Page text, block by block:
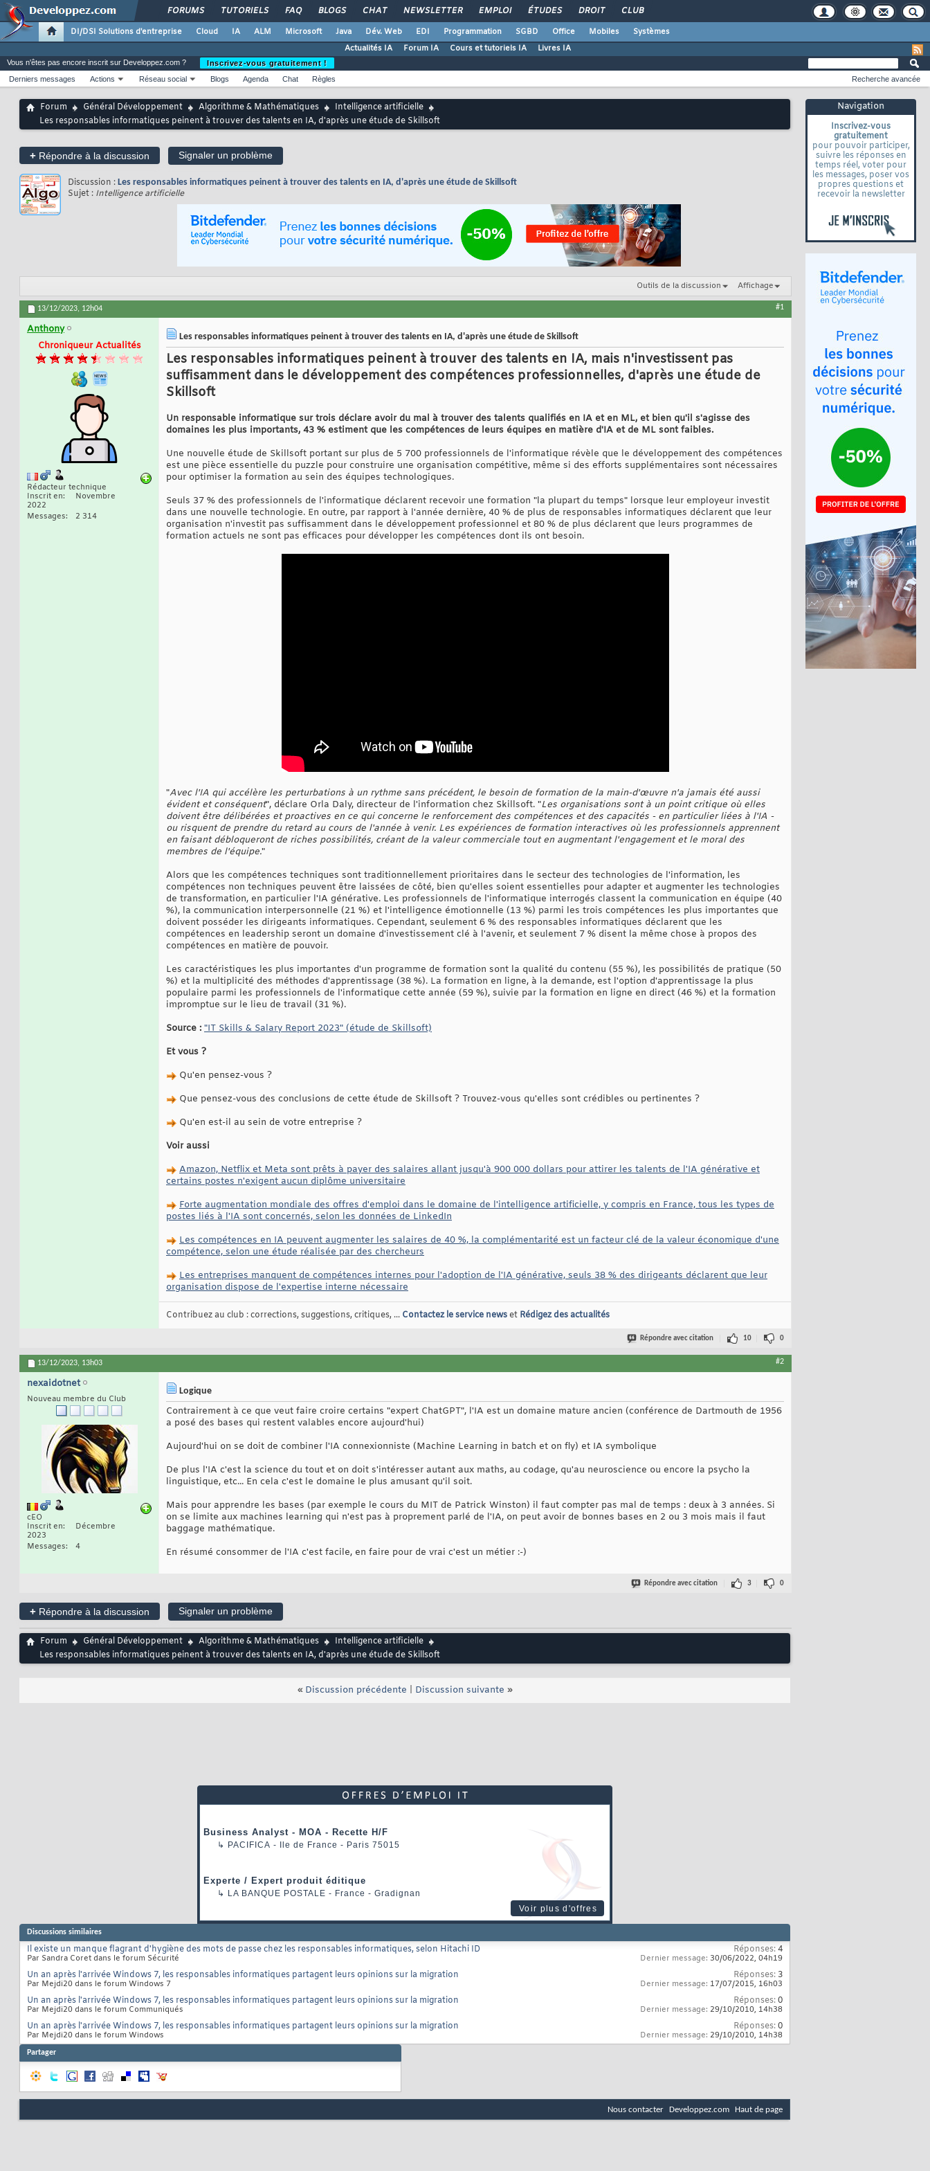
FORUMS TUTORIELS FAQ BLOGS CHAT NEWSLETTER EMPLOI ÉTUDES DROIT CLUB
DI/DSI Solutions d'entreprise Cloud IA ALM Microsoft Java Dév. Web EDI Programmation SGBD Office Mobiles
Systèmes
Actualités IA
Forum IA Cours et tutoriels IA Livres IA
Navigation
Inscrivez-vous
gratuitement
pour pouvoir participer,
suivre les réponses en
temps réel, voter pour
les messages, poser vos
propres questions et
recevoir la newsletter
Vous n'êtes pas encore inscrit sur Developpez.com ?
Inscrivez-vous gratuitement !
Derniers messages
Actions Réseau social Blogs Agenda Chat Règles Recherche avancée
Forum Général Développement Algorithme & Mathématiques
Intelligence artificielle
Les responsables informatiques peinent à trouver des talents en IA, d'après une étude de Skillsoft
+ Répondre à la discussion Signaler un problème
Discussion : Les responsables informatiques peinent à trouver des talents en IA, d'après une étude de Skillsoft
Sujet : Intelligence artificielle
Outils de la discussion Affichage
13/12/2023, 12h04 #1
Anthony
Chroniqueur Actualités
Rédacteur technique
Inscrit en
Novembre
2022
Messages
2 314
Les responsables informatiques peinent à trouver des talents en IA, d'après une étude de Skillsoft
Les responsables informatiques peinent à trouver des talents en IA, mais n'investissent pas
suffisamment dans le développement des compétences professionnelles, d'après une étude de
Skillsoft
Un responsable informatique sur trois déclare avoir du mal à trouver des talents qualifiés en IA et en ML, et bien qu'il s'agisse des
domaines les plus importants, 43 % estiment que les compétences de leurs équipes en matière d'IA et de ML sont faibles.
Une nouvelle étude de Skillsoft portant sur plus de 5 700 professionnels de l'informatique révèle que le développement des compétences
est une pièce essentielle du puzzle pour construire une organisation compétitive, même si des efforts supplémentaires sont nécessaires
pour optimiser la formation au sein des équipes technologiques.
Seuls 37 % des professionnels de l'informatique déclarent recevoir une formation "la plupart du temps" lorsque leur employeur investit
dans une nouvelle technologie. En outre, par rapport à l'année dernière, 40 % de plus de responsables informatiques déclarent que leur
organisation n'investit pas suffisamment dans le développement professionnel et 80 % de plus déclarent que leurs programmes de
formation actuels ne sont pas efficaces pour développer les compétences dont ils ont besoin.
"Avec l'IA qui accélère les perturbations à un rythme sans précédent, le besoin de formation de la main-d'œuvre n'a jamais été aussi
évident et conséquent", déclare Orla Daly, directeur de l'information chez Skillsoft. "Les organisations sont à un point critique où elles
doivent être délibérées et proactives en ce qui concerne le renforcement des compétences et des capacités - en particulier liées à l'IA -
ou risquent de prendre du retard au cours de l'année à venir. Les expériences de formation interactives où les professionnels apprennent
en faisant débloqueront de riches possibilités, créant de la valeur commerciale tout en augmentant l'engagement et le moral des
membres de l'équipe."
Alors que les compétences techniques sont traditionnellement prioritaires dans le secteur des technologies de l'information, les
compétences non techniques peuvent être laissées de côté, bien qu'elles soient essentielles pour adapter et augmenter les technologies
de transformation, en particulier l'IA générative. Les professionnels de l'informatique interrogés classent la communication en équipe (40
%), la communication interpersonnelle (21 %) et l'intelligence émotionnelle (13 %) parmi les trois compétences les plus importantes que
doivent posséder les dirigeants informatiques. Cependant, seulement 6 % des responsables informatiques déclarent que les
compétences en leadership seront un domaine d'investissement clé à l'avenir, et seulement 7 % disent la même chose à propos des
compétences en matière de pouvoir.
Les caractéristiques les plus importantes d'un programme de formation sont la qualité du contenu (55 %), les possibilités de pratique (50
%) et la multiplicité des méthodes d'apprentissage (38 %). La formation en ligne, à la demande, est l'option d'apprentissage la plus
populaire parmi les professionnels de l'informatique cette année (59 %), suivie par la formation en ligne en direct (46 %) et la formation
impromptue sur le lieu de travail (31 %).
Source : "IT Skills & Salary Report 2023" (étude de Skillsoft)
Et vous ?
Qu'en pensez-vous ?
Que pensez-vous des conclusions de cette étude de Skillsoft ? Trouvez-vous qu'elles sont crédibles ou pertinentes ?
Qu'en est-il au sein de votre entreprise ?
Voir aussi
Amazon, Netflix et Meta sont prêts à payer des salaires allant jusqu'à 900 000 dollars pour attirer les talents de l'IA générative et
certains postes n'exigent aucun diplôme universitaire
Forte augmentation mondiale des offres d'emploi dans le domaine de l'intelligence artificielle, y compris en France, tous les types de
postes liés à l'IA sont concernés, selon les données de LinkedIn
Les compétences en IA peuvent augmenter les salaires de 40 %, la complémentarité est un facteur clé de la valeur économique d'une
compétence, selon une étude réalisée par des chercheurs
Les entreprises manquent de compétences internes pour l'adoption de l'IA générative, seuls 38 % des dirigeants déclarent que leur
organisation dispose de l'expertise interne nécessaire
Contribuez au club : corrections, suggestions, critiques, ... Contactez le service newset Rédigez des actualités
Répondre avec citation 10 0
13/12/2023, 13h03 #2
nexaidotnet
Nouveau membre du Club
cEO
Inscrit en
Décembre
2023
Messages
4
Logique
Contrairement à ce que veut faire croire certains "expert ChatGPT", l'IA est un domaine mature ancien (conférence de Dartmouth de 1956
a posé des bases qui restent valables encore aujourd'hui)
Aujourd'hui on se doit de combiner l'IA connexionniste (Machine Learning in batch et on fly) et IA symbolique
De plus l'IA c'est la science du tout et on doit s'intéresser autant aux maths, au codage, qu'au neuroscience ou encore la psycho la
linguistique, etc... En cela c'est le domaine le plus amusant qu'il soit.
Mais pour apprendre les bases (par exemple le cours du MIT de Patrick Winston) il faut compter pas mal de temps : deux à 3 années. Si
on se limite aux machines learning qui n'est pas à proprement parlé de l'IA, on peut avoir de bonnes bases en 2 ou 3 mois mais il faut
baggage mathématique.
En résumé consommer de l'IA c'est facile, en faire pour de vrai c'est un métier :-)
Répondre avec citation 3 0
+ Répondre à la discussion Signaler un problème
Forum Général Développement Algorithme & Mathématiques
Intelligence artificielle
Les responsables informatiques peinent à trouver des talents en IA, d'après une étude de Skillsoft
« Discussion précédente Discussion suivante »
Business Analyst - MOA - Recette H/F
↳ PACIFICA - Ile de France - Paris 75015
Experte / Expert produit éditique
↳ LA BANQUE POSTALE - France - Gradignan
Voir plus d'offres
Discussions similaires
Il existe un manque flagrant d'hygiène des mots de passe chez les responsables informatiques, selon Hitachi ID
Par Sandra Coret dans le forum Sécurité
Réponses:4
Dernier message: 30/06/2022, 04h19
Un an après l'arrivée Windows 7, les responsables informatiques partagent leurs opinions sur la migration
Par Mejdi20 dans le forum Windows 7
Réponses: 3
Dernier message: 17/07/2015, 16h03
Un an après l'arrivée Windows 7, les responsables informatiques partagent leurs opinions sur la migration
Par Mejdi20 dans le forum Communiqués
Réponses:0
Dernier message: 29/10/2010, 14h38
Un an après l'arrivée Windows 7, les responsables informatiques partagent leurs opinions sur la migration
Par Mejdi20 dans le forum Windows
Réponses:0
Dernier message: 29/10/2010, 14h38
Partager
Nous contacter Developpez.com Haut de page